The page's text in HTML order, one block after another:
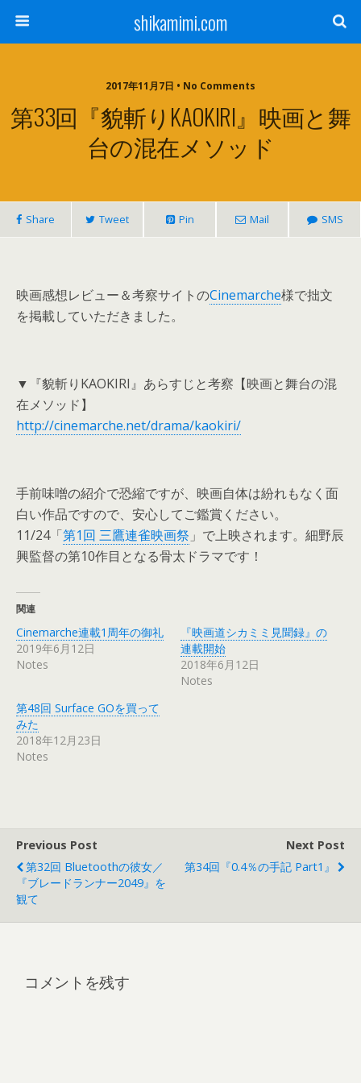
shikamimi.com
2017年11月7日 • No Comments
第33回『貌斬りKAOKIRI』映画と舞
台の混在メソッド
Share Tweet Pin Mail SMS
映画感想レビュー＆考察サイトのCinemarche様で拙文
を掲載していただきました。
▼『貌斬りKAOKIRI』あらすじと考察【映画と舞台の混
在メソッド】
http://cinemarche.net/drama/kaokiri/
手前味噌の紹介で恐縮ですが、映画自体は紛れもなく面
白い作品ですので、安心してご鑑賞ください。
11/24「第1回 三鷹連雀映画祭 」で上映されます。細野辰
興監督の第10作目となる骨太ドラマです！
関連
Cinemarche連載1周年の御礼
2019年6月12日
Notes
『映画道シカミミ見聞録』の
連載開始
2018年6月12日
Notes
第48回 Surface GOを買って
みた
2018年12月23日
Notes
Previous Post
第32回 Bluetoothの彼女／
『ブレードランナー2049』を
観て
Next Post
第34回『0.4％の手記 Part1』
コメントを残す